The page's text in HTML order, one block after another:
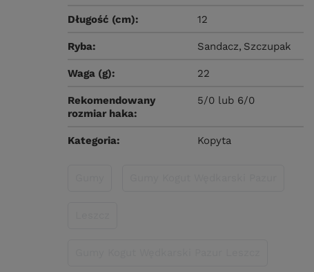
Długość (cm) 12
Ryba Sandacz Szczupak
Waga (g) 22
Rekomendowany
rozmiar haka
5/0 lub 6/0
Kategoria Kopyta